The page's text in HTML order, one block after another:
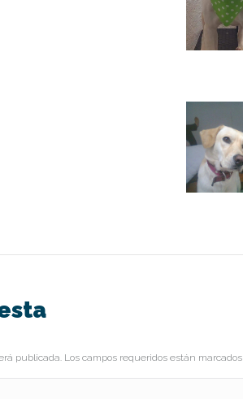
publicada. Los campos requeridos están marcados